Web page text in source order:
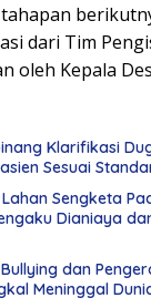
dari Tim
oleh Kepala
Klarifikasi
Sesuai
Sengketa
Dianiaya
dan
Meninggal